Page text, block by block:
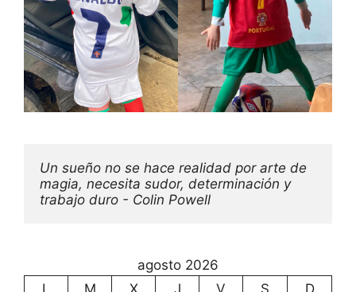
Un sueño no se hace realidad por arte de
magia, necesita sudor, determinación y
trabajo duro - Colin Powell
agosto 2026
L
M X J V S D